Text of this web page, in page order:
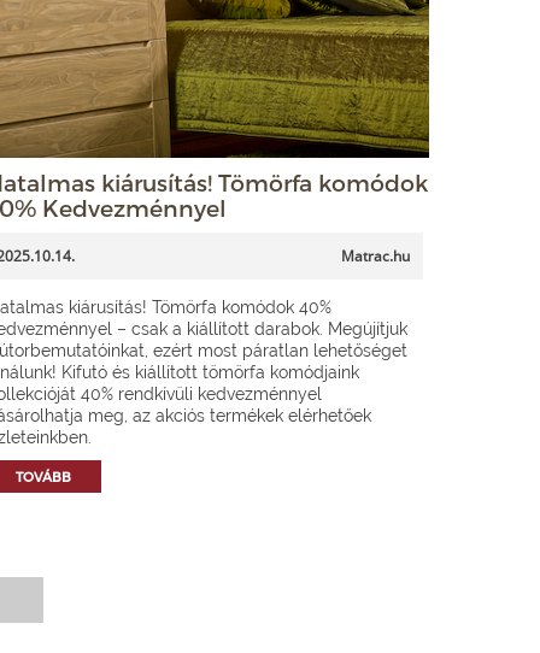
kiárusítás! Tömörfa komódok
Kedvezménnyel
Matrac.hu
kiárusítás! Tömörfa komódok 40%
– csak a kiállított darabok. Megújítjuk
ezért most páratlan lehetőséget
Kifutó és kiállított tömörfa komódjaink
40% rendkívüli kedvezménnyel
meg, az akciós termékek elérhetőek
TOVÁBB